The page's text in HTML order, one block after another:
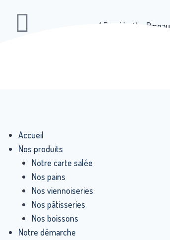
1 Rue Marthe Pineau
Accueil
Nos produits
Notre carte salée
Nos pains
Nos viennoiseries
Nos pâtisseries
Nos boissons
Notre démarche